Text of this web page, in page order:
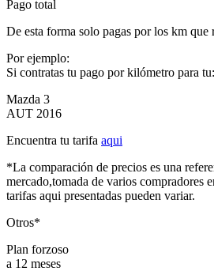
Pago total
De esta forma solo pagas por los km que
Por ejemplo:
Si contratas tu pago por kilómetro para tu:
Mazda 3
AUT 2016
Encuentra tu tarifa aqui
*La comparación de precios es una
mercado,tomada de varios compradores
tarifas aqui presentadas pueden variar.
Otros*
Plan forzoso
a 12 meses